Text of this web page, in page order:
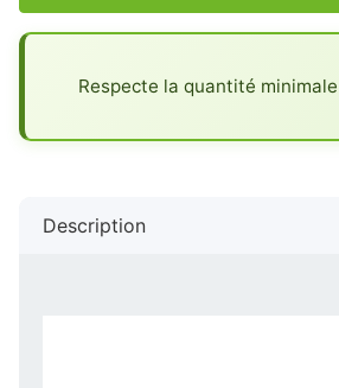
Respecte la quantité
Description